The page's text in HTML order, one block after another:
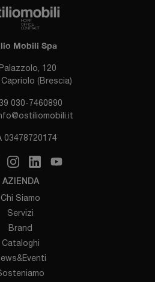
Mobili Spa
120
(Brescia)
030-7460890
03478720174
AZIENDA
Chi Siamo
Servizi
Brand
Cataloghi